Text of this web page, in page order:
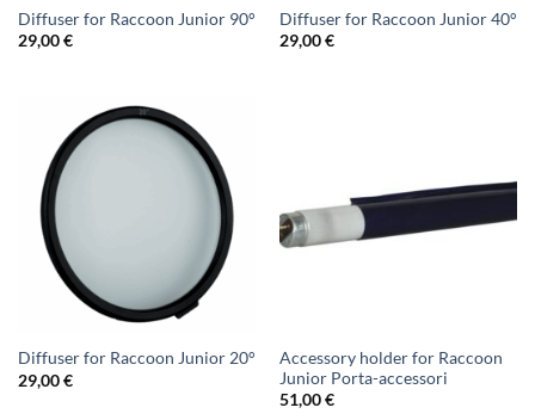
Diffuser for Raccoon Junior 90°
29,00€
Diffuser for Raccoon Junior 40°
29,00€
Diffuser for Raccoon Junior 20°
29,00€
Accessory holder for Raccoon
Junior Porta-accessori
51,00€